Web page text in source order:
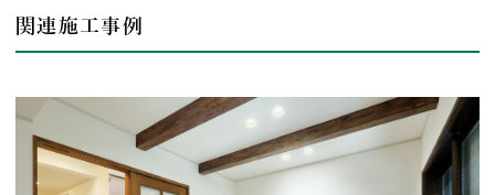
関連施工事例